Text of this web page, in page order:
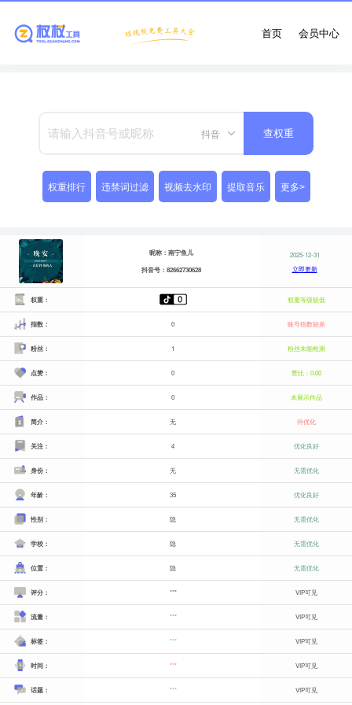
会员中心
首页
抖音 查权重
权重排行 违禁词过滤 视频去水印 提取音乐 更多>
昵称：南宁鱼儿
抖音号：82662730628
2025-12-31
立即更新
权重： 权重等级较低
指数： 0 账号指数较差
粉丝： 1 粉丝未能检测
点赞： 0 赞比：0.00
作品： 0 未展示作品
简介： 无 待优化
关注： 4 优化良好
身份： 无 无需优化
年龄： 35 优化良好
性别： 隐 无需优化
学校： 隐 无需优化
位置： 隐 无需优化
评分： *** VIP可见
流量： *** VIP可见
标签： *** VIP可见
时间： *** VIP可见
话题： *** VIP可见